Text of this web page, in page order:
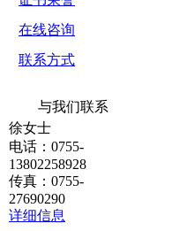
在线咨询
联系方式
与我们联系
徐女士
电话：0755-
13802258928
传真：0755-
27690290
详细信息